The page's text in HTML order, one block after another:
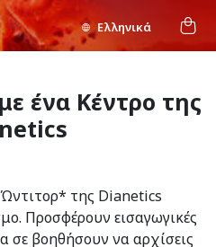
Ελληνικά
ένα Κέντρο της
της Dianetics
Προσφέρουν εισαγωγικές
σε βοηθήσουν να αρχίσεις